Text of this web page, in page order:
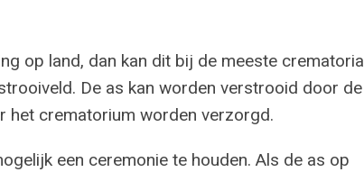
op land, dan kan dit bij de meeste crematoria
De as kan worden verstrooid door de
het crematorium worden verzorgd.
een ceremonie te houden. Als de as op